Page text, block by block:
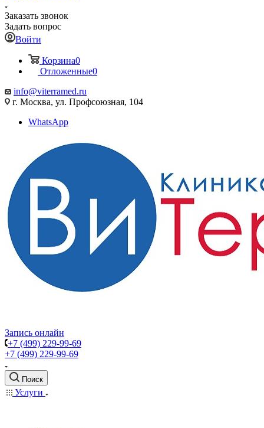
Заказать звонок
Задать вопрос
Войти
Корзина0
Отложенные0
info@viterramed.ru
г. Москва, ул. Профсоюзная, 104
WhatsApp
Запись онлайн
+7 (499) 229-99-69
+7 (499) 229-99-69
Поиск
Услуги